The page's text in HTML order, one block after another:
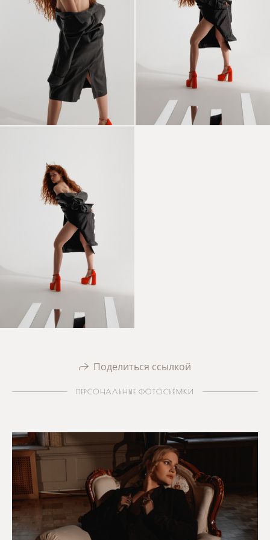
Поделиться ссылкой
ПЕРСОНАЛЬНЫЕ ФОТОСЪЁМКИ